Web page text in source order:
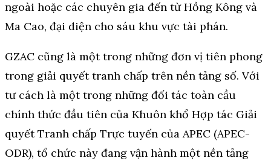
ngoài hoặc các chuyên gia đến từ Hồng Kông và
Ma Cao, đại diện cho sáu khu vực tài phán.
GZAC cũng là một trong những đơn vị tiên phong
trong giải quyết tranh chấp trên nền tảng số. Với
tư cách là một trong những đối tác toàn cầu
chính thức đầu tiên của Khuôn khổ Hợp tác Giải
quyết Tranh chấp Trực tuyến của APEC (APEC-
ODR), tổ chức này đang vận hành một nền tảng